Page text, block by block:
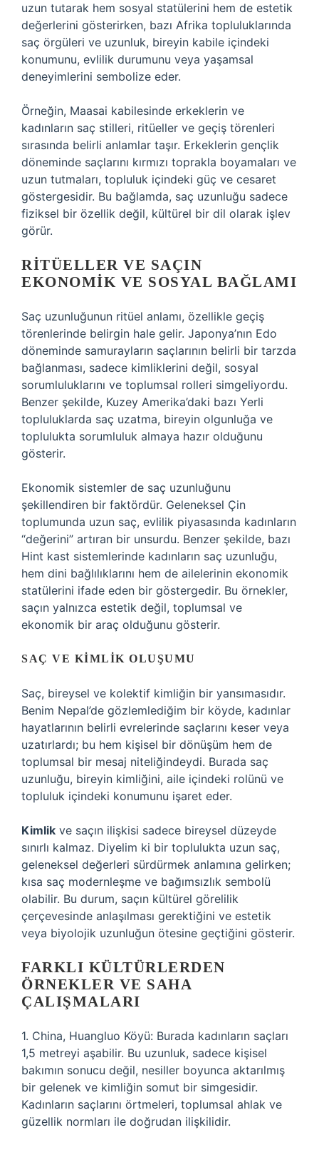
uzun tutarak hem sosyal statülerini hem de estetik
değerlerini gösterirken, bazı Afrika topluluklarında
saç örgüleri ve uzunluk, bireyin kabile içindeki
konumunu, evlilik durumunu veya yaşamsal
deneyimlerini sembolize eder.
Örneğin, Maasai kabilesinde erkeklerin ve
kadınların saç stilleri, ritüeller ve geçiş törenleri
sırasında belirli anlamlar taşır. Erkeklerin gençlik
döneminde saçlarını kırmızı toprakla boyamaları ve
uzun tutmaları, topluluk içindeki güç ve cesaret
göstergesidir. Bu bağlamda, saç uzunluğu sadece
fiziksel bir özellik değil, kültürel bir dil olarak işlev
görür.
RITÜELLER VE SAÇIN
EKONOMIK VE SOSYAL BAĞLAMI
Saç uzunluğunun ritüel anlamı, özellikle geçiş
törenlerinde belirgin hale gelir. Japonya’nın Edo
döneminde samurayların saçlarının belirli bir tarzda
bağlanması, sadece kimliklerini değil, sosyal
sorumluluklarını ve toplumsal rolleri simgeliyordu.
Benzer şekilde, Kuzey Amerika’daki bazı Yerli
topluluklarda saç uzatma, bireyin olgunluğa ve
toplulukta sorumluluk almaya hazır olduğunu
gösterir.
Ekonomik sistemler de saç uzunluğunu
şekillendiren bir faktördür. Geleneksel Çin
toplumunda uzun saç, evlilik piyasasında kadınların
“değerini” artıran bir unsurdu. Benzer şekilde, bazı
Hint kast sistemlerinde kadınların saç uzunluğu,
hem dini bağlılıklarını hem de ailelerinin ekonomik
statülerini ifade eden bir göstergedir. Bu örnekler,
saçın yalnızca estetik değil, toplumsal ve
ekonomik bir araç olduğunu gösterir.
SAÇ VE KIMLIK OLUŞUMU
Saç, bireysel ve kolektif kimliğin bir yansımasıdır.
Benim Nepal’de gözlemlediğim bir köyde, kadınlar
hayatlarının belirli evrelerinde saçlarını keser veya
uzatırlardı; bu hem kişisel bir dönüşüm hem de
toplumsal bir mesaj niteliğindeydi. Burada saç
uzunluğu, bireyin kimliğini, aile içindeki rolünü ve
topluluk içindeki konumunu işaret eder.
Kimlik ve saçın ilişkisi sadece bireysel düzeyde
sınırlı kalmaz. Diyelim ki bir toplulukta uzun saç,
geleneksel değerleri sürdürmek anlamına gelirken;
kısa saç modernleşme ve bağımsızlık sembolü
olabilir. Bu durum, saçın kültürel görelilik
çerçevesinde anlaşılması gerektiğini ve estetik
veya biyolojik uzunluğun ötesine geçtiğini gösterir.
FARKLI KÜLTÜRLERDEN
ÖRNEKLER VE SAHA
ÇALIŞMALARI
1. China, Huangluo Köyü: Burada kadınların saçları
1,5 metreyi aşabilir. Bu uzunluk, sadece kişisel
bakımın sonucu değil, nesiller boyunca aktarılmış
bir gelenek ve kimliğin somut bir simgesidir.
Kadınların saçlarını örtmeleri, toplumsal ahlak ve
güzellik normları ile doğrudan ilişkilidir.